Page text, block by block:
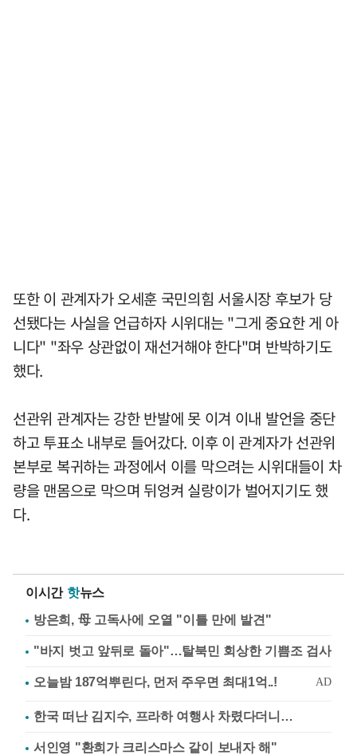
또한 이 관계자가 오세훈 국민의힘 서울시장 후보가 당
선됐다는 사실을 언급하자 시위대는 "그게 중요한 게 아
니다" "좌우 상관없이 재선거해야 한다"며 반박하기도
했다.
선관위 관계자는 강한 반발에 못 이겨 이내 발언을 중단
하고 투표소 내부로 들어갔다. 이후 이 관계자가 선관위
본부로 복귀하는 과정에서 이를 막으려는 시위대들이 차
량을 맨몸으로 막으며 뒤엉켜 실랑이가 벌어지기도 했
다.
이시간 핫뉴스
방은희, 母 고독사에 오열 "이틀 만에 발견"
"바지 벗고 앞뒤로 돌아"…탈북민 회상한 기쁨조 검사
한국 떠난 김지수, 프라하 여행사 차렸다더니…
서인영 "환희가 크리스마스 같이 보내자 해"